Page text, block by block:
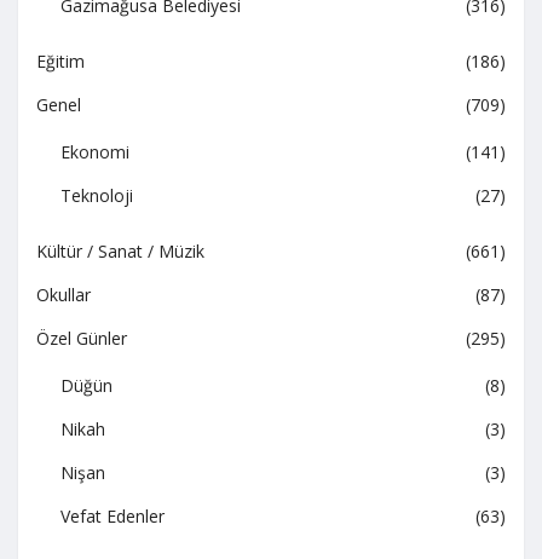
Gazimağusa Belediyesi
(316)
Eğitim
(186)
Genel
(709)
Ekonomi
(141)
Teknoloji
(27)
Kültür / Sanat / Müzik
(661)
Okullar
(87)
Özel Günler
(295)
Düğün
(8)
Nikah
(3)
Nişan
(3)
Vefat Edenler
(63)